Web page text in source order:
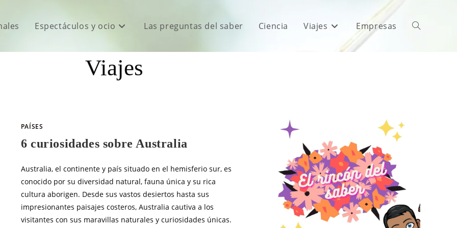
Espectáculos y ocio Las preguntas del saber Ciencia Viajes Empresas
Viajes
PAÍSES
6 curiosidades sobre Australia
Australia, el continente y país situado en el hemisferio sur, es
conocido por su diversidad natural, fauna única y su rica
cultura aborigen. Desde sus vastos desiertos hasta sus
impresionantes paisajes costeros, Australia cautiva a los
visitantes con sus maravillas naturales y curiosidades únicas.